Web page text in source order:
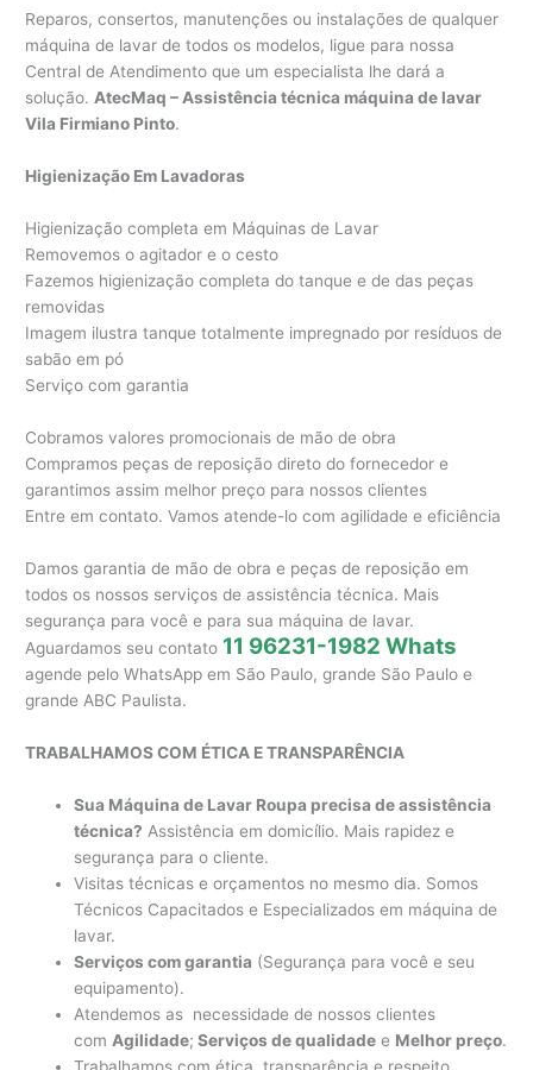
Reparos, consertos, manutenções ou instalações de qualquer
máquina de lavar de todos os modelos, ligue para nossa
Central de Atendimento que um especialista lhe dará a
solução.AtecMaq – Assistência técnica máquina de lavar
Vila Firmiano Pinto.
Higienização Em Lavadoras
Higienização completa em Máquinas de Lavar
Removemos o agitador e o cesto
Fazemos higienização completa do tanque e de das peças
removidas
Imagem ilustra tanque totalmente impregnado por resíduos de
sabão em pó
Serviço com garantia
Cobramos valores promocionais de mão de obra
Compramos peças de reposição direto do fornecedor e
garantimos assim melhor preço para nossos clientes
Entre em contato. Vamos atende-lo com agilidade e eficiência
Damos garantia de mão de obra e peças de reposição em
todos os nossos serviços de assistência técnica. Mais
segurança para você e para sua máquina de lavar.
Aguardamos seu contato 11 96231-1982 Whats
agende pelo WhatsApp em São Paulo, grande São Paulo e
grande ABC Paulista.
TRABALHAMOS COM ÉTICA E TRANSPARÊNCIA
Sua Máquina de Lavar Roupa precisa de assistência
técnica? Assistência em domicílio. Mais rapidez e
segurança para o cliente.
Visitas técnicas e orçamentos no mesmo dia. Somos
Técnicos Capacitados e Especializados em máquina de
lavar.
Serviços com garantia (Segurança para você e seu
equipamento).
Atendemos as necessidade de nossos clientes
com Agilidade; Serviços de qualidade e Melhor preço.
Trabalhamos com ética, transparência e respeito.